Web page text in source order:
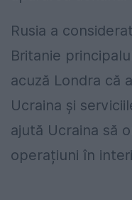
Rusia a
Britanie
acuză Londra că
Ucraina și
ajută Ucraina să
operațiuni în